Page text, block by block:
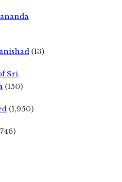
(13)
Sri
(150)
(1,950)